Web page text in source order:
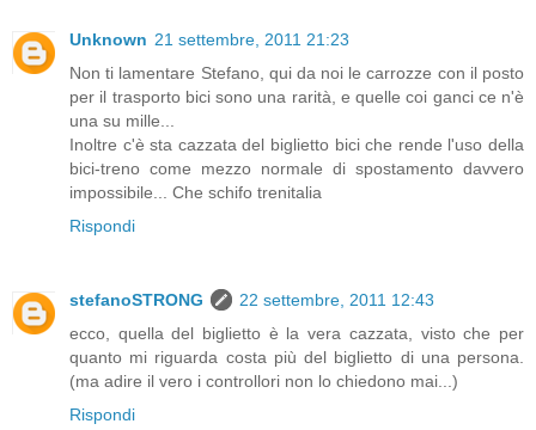
Unknown 21 settembre, 2011 21:23
Non ti lamentare Stefano, qui da noi le carrozze con il posto
per il trasporto bici sono una rarità, e quelle coi ganci ce n'è
una su mille...
Inoltre c'è sta cazzata del biglietto bici che rende l'uso della
bici-treno come mezzo normale di spostamento davvero
impossibile... Che schifo trenitalia
Rispondi
stefanoSTRONG
22 settembre, 2011 12:43
ecco, quella del biglietto è la vera cazzata, visto che per
quanto mi riguarda costa più del biglietto di una persona.
(ma adire il vero i controllori non lo chiedono mai...)
Rispondi